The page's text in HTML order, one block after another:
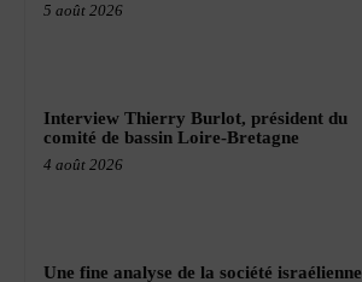
5 août 2026
Interview Thierry Burlot, président du
comité de bassin Loire-Bretagne
4 août 2026
Une fine analyse de la société israélienne